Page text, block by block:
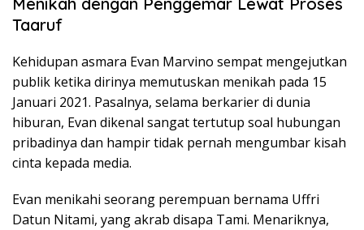
Taaruf
Kehidupan asmara Evan Marvino sempat mengejutkan
publik ketika dirinya memutuskan menikah pada 15
Januari 2021. Pasalnya, selama berkarier di dunia
hiburan, Evan dikenal sangat tertutup soal hubungan
pribadinya dan hampir tidak pernah mengumbar kisah
cinta kepada media.
Evan menikahi seorang perempuan bernama Uffri
Datun Nitami, yang akrab disapa Tami. Menariknya,